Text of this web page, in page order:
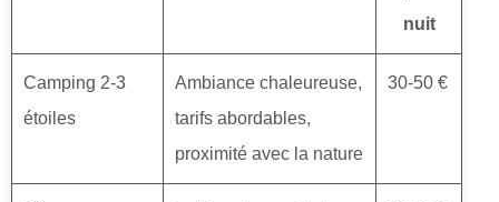
nuit
Camping 2-3
étoiles
Ambiance chaleureuse,
tarifs abordables,
proximité avec la nature
30-50 €